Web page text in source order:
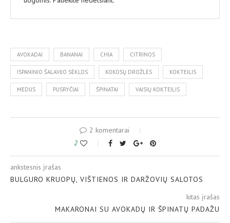
AVOKADAI BANANAI CHIA CITRINOS
ISPANINIO ŠALAVIJO SĖKLOS KOKOSŲ DROŽLĖS KOKTEILIS
MEDUS PUSRYČIAI ŠPINATAI VAISIŲ KOKTEILIS
2 komentarai
2
ankstesnis įrašas
BULGURO KRUOPŲ, VIŠTIENOS IR DARŽOVIŲ SALOTOS
kitas įrašas
MAKARONAI SU AVOKADŲ IR ŠPINATŲ PADAŽU